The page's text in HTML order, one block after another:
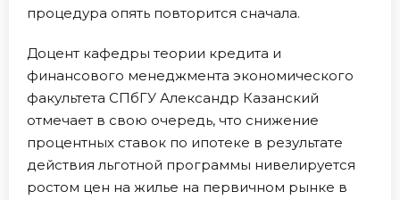
процедура опять повторится сначала.
Доцент кафедры теории кредита и
финансового менеджмента экономического
факультета СПбГУ Александр Казанский
отмечает в свою очередь, что снижение
процентных ставок по ипотеке в результате
действия льготной программы нивелируется
ростом цен на жилье на первичном рынке в